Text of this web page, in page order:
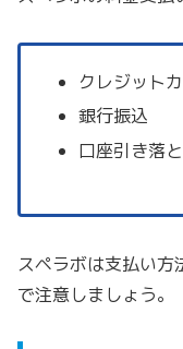
クレジット
銀行振込
口座引き落
スペラボは支払い方
で注意しましょう。